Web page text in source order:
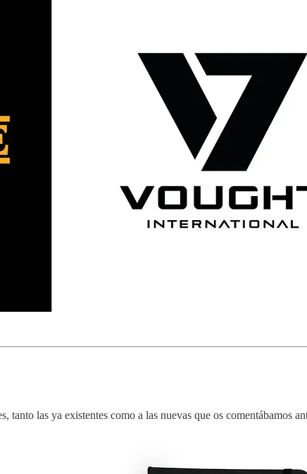
tanto las ya existentes como a las nuevas que os comentábamos